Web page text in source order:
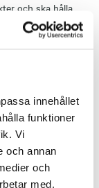
innehållet
funktioner
Vi
och annan
och
med.
och ska hålla
för
välja en
med de
en harmonisk
puts i ljusa,
balkonger
är glada att få
en del av